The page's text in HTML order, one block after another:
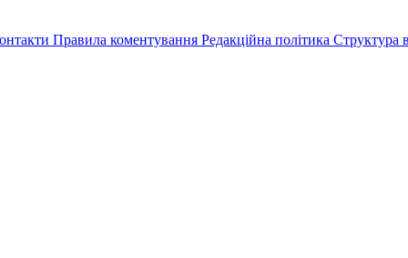
Правила коментування Редакційна політика Структура